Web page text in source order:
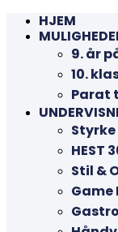
HJEM
9. år
10.
Parat
Styrke
HEST
Stil &
Game